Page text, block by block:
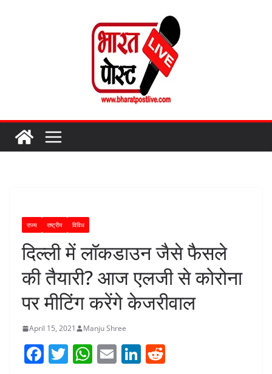
राज्य राष्ट्रीय विविध
दिल्ली में लॉकडाउन जैसे फैसले
की तैयारी? आज एलजी से कोरोना
पर मीटिंग करेंगे केजरीवाल
April 15, 2021 Manju Shree
F T W E Li